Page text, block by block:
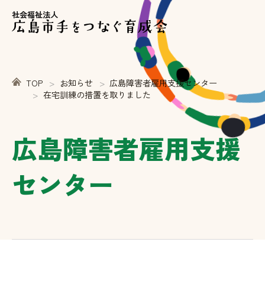
社会福祉法人
TOP お知らせ
広島障害者雇用支援センター
在宅訓練の措置を取りました
広島障害者雇用支援
センター